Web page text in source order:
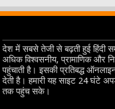
देश में सबसे तेजी से बढ़ती हुई हिंदी
अधिक विश्वसनीय, प्रामाणिक और
पहुंचाती है। इसकी प्रतिबद्ध
देती है। हमारी यह साइट 24 घंटे
तक पहुंच सके।